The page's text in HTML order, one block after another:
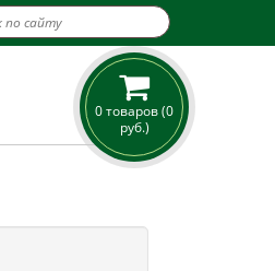
0 товаров (0
руб.)